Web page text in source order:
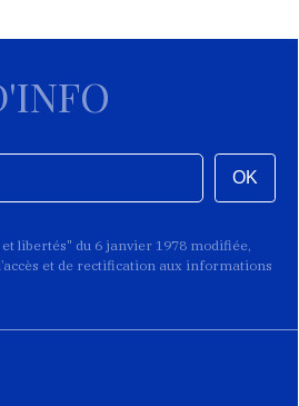
OK
libertés" du 6 janvier 1978 modifiée,
et de rectification aux informations